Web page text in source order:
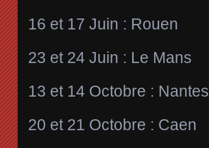
16 et 17 Juin : Rouen
23 et 24 Juin : Le Mans
13 et 14 Octobre : Nantes
20 et 21 Octobre : Caen